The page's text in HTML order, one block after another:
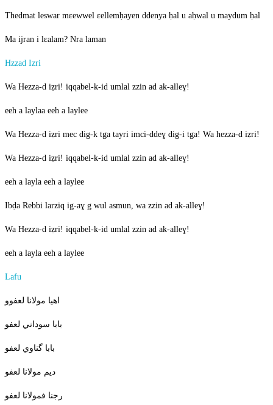
Thedmat leswar mɛewwel ɛellemḥayen ddenya ḥal u aḥwal u maydum ḥal
Ma ijran i lɛalam? Nra laman
Hzzad Izri
Wa Hezza-d iẓri! iqqabel-k-id umlal zzin ad ak-alleɣ!
eeh a laylaa eeh a laylee
Wa Hezza-d iẓri mec dig-k tga tayri imci-ddeɣ dig-i tga! Wa hezza-d iẓri!
Wa Hezza-d iẓri! iqqabel-k-id umlal zzin ad ak-alleɣ!
eeh a layla eeh a laylee
Ibḍa Rebbi larziq ig-aɣ g wul asmun, wa zzin ad ak-alleɣ!
Wa Hezza-d iẓri! iqqabel-k-id umlal zzin ad ak-alleɣ!
eeh a layla eeh a laylee
Lafu
اهيا مولانا لعفوو
بابا سوداني لعفو
بابا گناوي لعفو
ديم مولانا لعفو
رجنا فمولانا لعفو